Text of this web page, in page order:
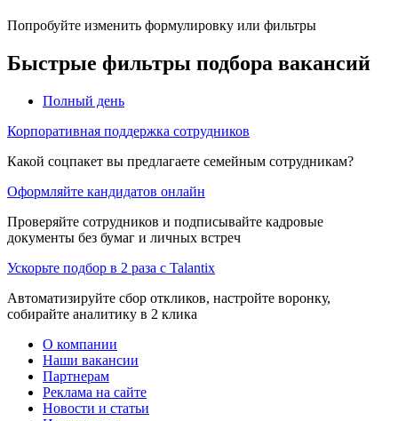
Попробуйте изменить формулировку или фильтры
Быстрые фильтры подбора вакансий
Полный день
Корпоративная поддержка сотрудников
Какой соцпакет вы предлагаете семейным сотрудникам?
Оформляйте кандидатов онлайн
Проверяйте сотрудников и подписывайте кадровые
документы без бумаг и личных встреч
Ускорьте подбор в 2 раза с Talantix
Автоматизируйте сбор откликов, настройте воронку,
собирайте аналитику в 2 клика
О компании
Наши вакансии
Партнерам
Реклама на сайте
Новости и статьи